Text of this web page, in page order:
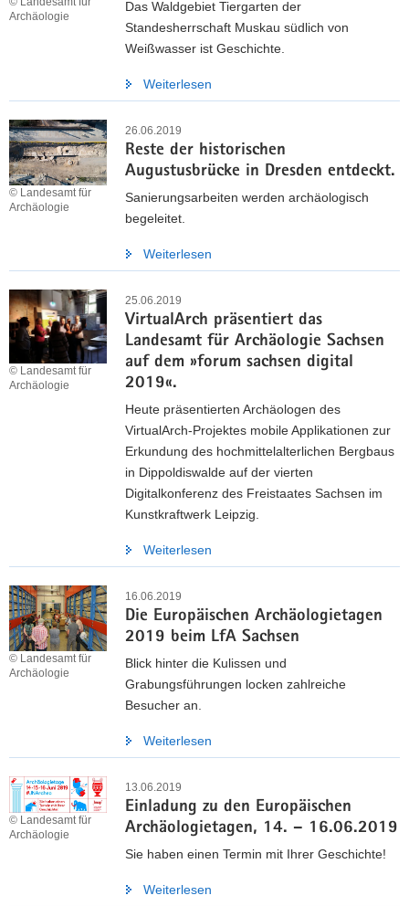
Archäologie
Das Waldgebiet Tiergarten der
Standesherrschaft Muskau südlich von
Weißwasser ist Geschichte.
Weiterlesen
26.06.2019
Reste der historischen
Augustusbrücke in Dresden entdeckt.
© Landesamt für
Archäologie
Sanierungsarbeiten werden archäologisch
begeleitet.
Weiterlesen
25.06.2019
VirtualArch präsentiert das
Landesamt für Archäologie Sachsen
auf dem »forum sachsen digital
2019«.
© Landesamt für
Archäologie
Heute präsentierten Archäologen des
VirtualArch-Projektes mobile Applikationen zur
Erkundung des hochmittelalterlichen Bergbaus
in Dippoldiswalde auf der vierten
Digitalkonferenz des Freistaates Sachsen im
Kunstkraftwerk Leipzig.
Weiterlesen
16.06.2019
Die Europäischen Archäologietagen
2019 beim LfA Sachsen
© Landesamt für
Archäologie
Blick hinter die Kulissen und
Grabungsführungen locken zahlreiche
Besucher an.
Weiterlesen
13.06.2019
Einladung zu den Europäischen
Archäologietagen, 14. – 16.06.2019
© Landesamt für
Archäologie
Sie haben einen Termin mit Ihrer Geschichte!
Weiterlesen